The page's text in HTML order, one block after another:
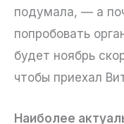
подумала, — а
попробовать
будет ноябрь
чтобы приехал
Наиболее